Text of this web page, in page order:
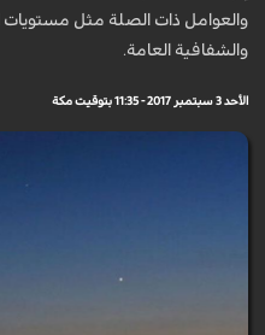
والعوامل ذات الصلة مثل مستويات
والشفافية العامة.
الأحد 3 سبتمبر 2017 - 11:35 بتوقيت مكة